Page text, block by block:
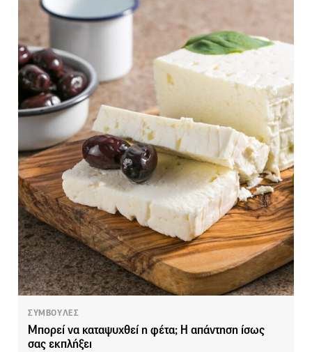
ΣΥΜΒΟΥΛΕΣ
Μπορεί να καταψυχθεί η φέτα; Η απάντηση ίσως
σας εκπλήξει